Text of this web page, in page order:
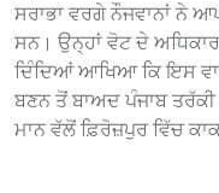
ਸਰਾਭਾ ਵਰਗੇ ਨੌਜਵਾਨਾਂ ਨੇ
ਸਨ। ਉਨ੍ਹਾਂ ਵੋਟ ਦੇ ਅਧਿਕਾਰ
ਦਿੰਦਿਆਂ ਆਖਿਆ ਕਿ ਇਸ
ਬਣਨ ਤੋਂ ਬਾਅਦ ਪੰਜਾਬ
ਮਾਨ ਵੱਲੋਂ ਫ਼ਿਰੋਜ਼ਪੁਰ ਵਿੱਚ